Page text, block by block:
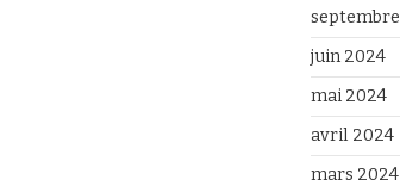
juin 2024
mai 2024
avril 2024
mars 2024